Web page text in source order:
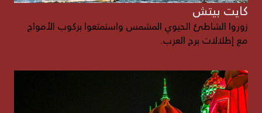
كايت بيتش
زوروا الشاطئ الحيوي المشمس واستمتعوا بركوب الأمواج
مع إطلالات برج العرب.